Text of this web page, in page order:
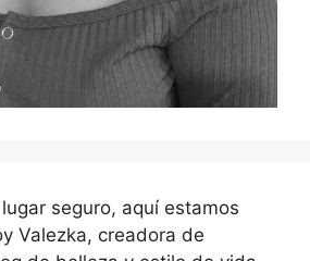
seguro, aquí estamos
Valezka, creadora de